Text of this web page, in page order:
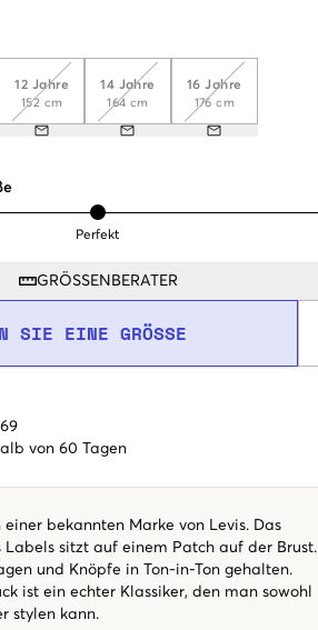
12 Jahre
152 cm
14 Jahre
164 cm
16 Jahre
176 cm
Perfekt
GRÖSSENBERATER
SIE EINE GRÖSSE
von 60 Tagen
bekannten Marke von Levis. Das
Labels sitzt auf einem Patch auf der Brust.
und Knöpfe in Ton-in-Ton gehalten.
ist ein echter Klassiker, den man sowohl
stylen kann.